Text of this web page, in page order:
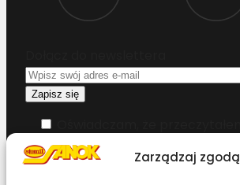
Zarządzaj zgodą
warunki korzystania z serwisu